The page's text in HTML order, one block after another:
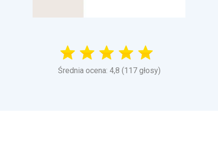
Średnia ocena: 4,8 (117 głosy)